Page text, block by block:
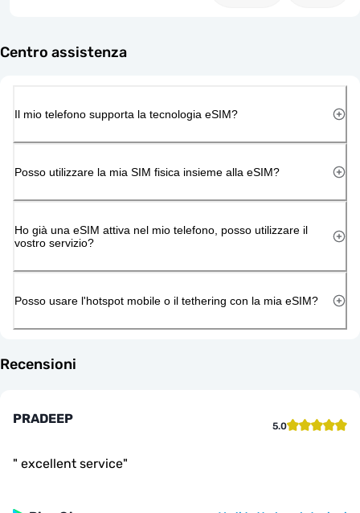
Centro assistenza
Il mio telefono supporta la tecnologia eSIM?
Posso utilizzare la mia SIM fisica insieme alla eSIM?
Ho già una eSIM attiva nel mio telefono, posso utilizzare il
vostro servizio?
Posso usare l'hotspot mobile o il tethering con la mia eSIM?
Recensioni
PRADEEP 5.0
" excellent service"